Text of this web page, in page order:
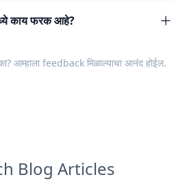
काय फरक आहे?
आम्हाला feedback मिळाल्याचा आनंद होईल.
Blog Articles